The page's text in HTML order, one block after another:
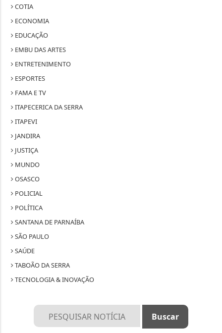
COTIA
ECONOMIA
EDUCAÇÃO
EMBU DAS ARTES
ENTRETENIMENTO
ESPORTES
FAMA E TV
ITAPECERICA DA SERRA
ITAPEVI
JANDIRA
JUSTIÇA
MUNDO
OSASCO
POLICIAL
POLÍTICA
SANTANA DE PARNAÍBA
SÃO PAULO
SAÚDE
TABOÃO DA SERRA
TECNOLOGIA & INOVAÇÃO